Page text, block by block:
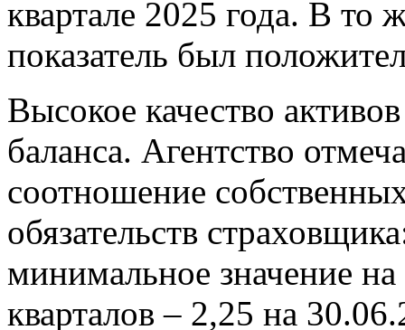
квартале 2025 года. В то
показатель был
Высокое качество
баланса. Агентство
соотношение
обязательств
минимальное значение
кварталов – 2,25 на